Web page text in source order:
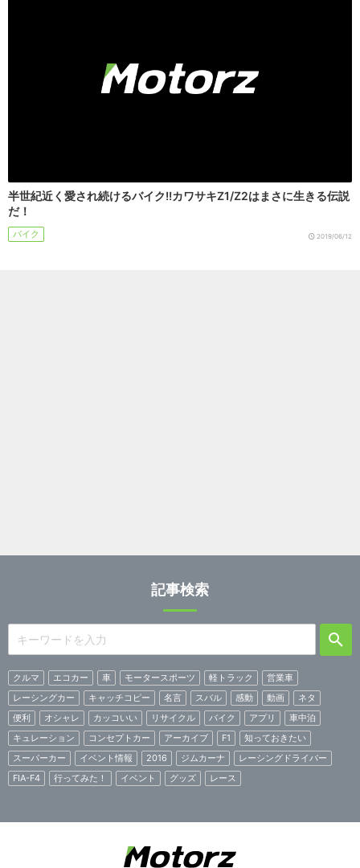
半世紀近く愛され続けるバイク!!カワサキZ1/Z2はまさに生きる伝説
だ！
バイク 2019/06/12
記事検索
クルマ エコカー 車 モータースポーツ 軽トラック
営業車
レーシングカー
キャッチコピー 名言 スバル 感動 動画
ネタ
便利
オシャレ カッコいい リサイクル バイク アプリ
車中泊
キュレーション
コンセプトカー アーカイブ F1
知っておきたい
スーパーカー
イベント情報 2016 ジムカーナ
レーシングドライバー
FIA-F4
行ってみた！ イベント グッズ レース